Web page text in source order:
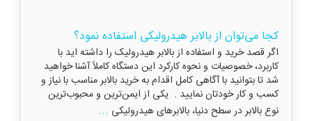
کجا می‌توان از بالابر هیدرولیکی استفاده نمود؟
اگر قصد خرید و استفاده از بالابر هیدرولیک را داشته اید با
کاربرد، خصوصیات و نحوه کارکرد این دستگاه کاملاً آشنا خواهید
شد تا بتوانید با آگاهی کامل اقدام به خرید بالابر مناسب با نیاز و
کسب و کار خودتان نمایید . یکی از ایمن‌ترین و محبوب‌ترین
نوع بالابر در سطح دنیا، بالابرهای هیدرولیکی ...